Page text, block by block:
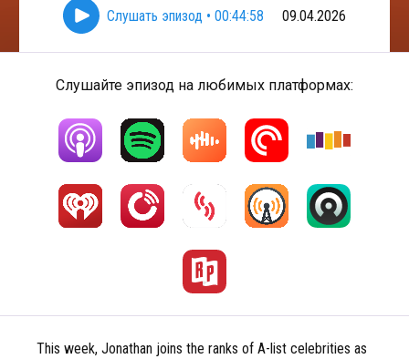
Слушать эпизод • 00:44:58 09.04.2026
Слушайте эпизод на любимых платформах:
This week, Jonathan joins the ranks of A-list celebrities as